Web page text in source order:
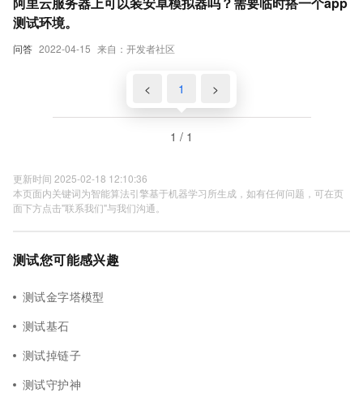
android本地运行环境-优雅草卓伊凡-很多
人在这步就被难倒了
问答 2022-04-15 来自：开发者社区
测试环境。
< 1 >
1 / 1
更新时间 2025-02-18 12:10:36
本页面内关键词为智能算法引擎基于机器学习所生成，如有任何问题，可在页
面下方点击"联系我们"与我们沟通。
测试您可能感兴趣
测试金字塔模型
测试基石
测试掉链子
测试守护神